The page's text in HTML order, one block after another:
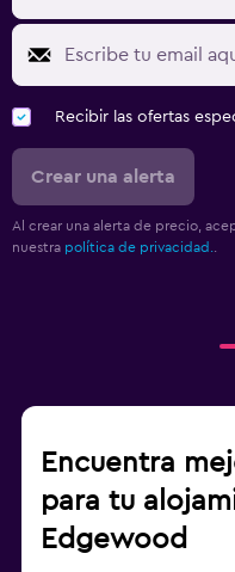
Recibir las ofertas
Crear una alerta
Al crear una alerta de precio,
nuestra política de privacidad..
Encuentra
para tu
Edgewood